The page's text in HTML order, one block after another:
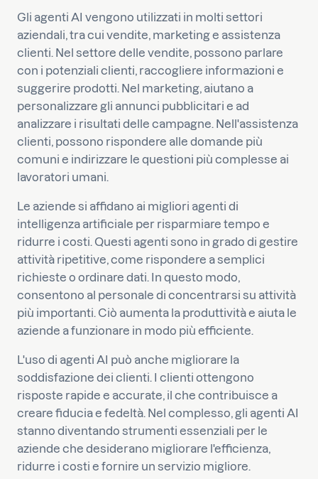
Gli agenti AI vengono utilizzati in molti settori
aziendali, tra cui vendite, marketing e assistenza
clienti. Nel settore delle vendite, possono parlare
con i potenziali clienti, raccogliere informazioni e
suggerire prodotti. Nel marketing, aiutano a
personalizzare gli annunci pubblicitari e ad
analizzare i risultati delle campagne. Nell'assistenza
clienti, possono rispondere alle domande più
comuni e indirizzare le questioni più complesse ai
lavoratori umani.
Le aziende si affidano ai migliori agenti di
intelligenza artificiale per risparmiare tempo e
ridurre i costi. Questi agenti sono in grado di gestire
attività ripetitive, come rispondere a semplici
richieste o ordinare dati. In questo modo,
consentono al personale di concentrarsi su attività
più importanti. Ciò aumenta la produttività e aiuta le
aziende a funzionare in modo più efficiente.
L'uso di agenti AI può anche migliorare la
soddisfazione dei clienti. I clienti ottengono
risposte rapide e accurate, il che contribuisce a
creare fiducia e fedeltà. Nel complesso, gli agenti AI
stanno diventando strumenti essenziali per le
aziende che desiderano migliorare l'efficienza,
ridurre i costi e fornire un servizio migliore.